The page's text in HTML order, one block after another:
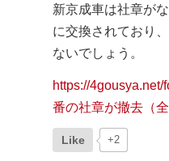
新京成車は社章が
に交換されており
ないでしょう。
https://
番の社章が撤去（
Like +2